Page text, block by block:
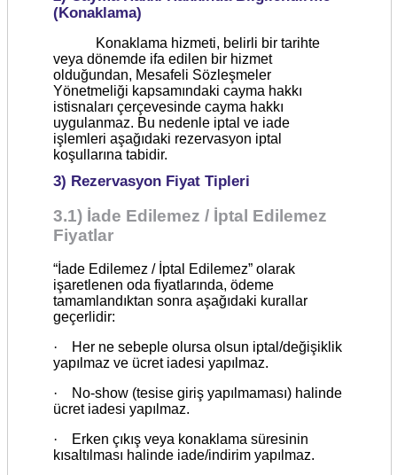
(Konaklama)
Konaklama hizmeti, belirli bir tarihte
veya dönemde ifa edilen bir hizmet
olduğundan, Mesafeli Sözleşmeler
Yönetmeliği kapsamındaki cayma hakkı
istisnaları çerçevesinde cayma hakkı
uygulanmaz. Bu nedenle iptal ve iade
işlemleri aşağıdaki rezervasyon iptal
koşullarına tabidir.
3) Rezervasyon Fiyat Tipleri
3.1) İade Edilemez / İptal Edilemez
Fiyatlar
“İade Edilemez / İptal Edilemez” olarak
işaretlenen oda fiyatlarında, ödeme
tamamlandıktan sonra aşağıdaki kurallar
geçerlidir:
·
Her ne sebeple olursa olsun iptal/değişiklik
yapılmaz ve ücret iadesi yapılmaz.
·
No-show (tesise giriş yapılmaması) halinde
ücret iadesi yapılmaz.
·
Erken çıkış veya konaklama süresinin
kısaltılması halinde iade/indirim yapılmaz.